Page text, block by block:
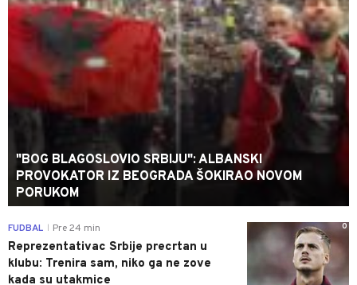
"BOG BLAGOSLOVIO SRBIJU": ALBANSKI
PROVOKATOR IZ BEOGRADA ŠOKIRAO NOVOM
PORUKOM
0
FUDBAL Pre 24 min
Reprezentativac Srbije precrtan u
klubu: Trenira sam, niko ga ne zove
kada su utakmice